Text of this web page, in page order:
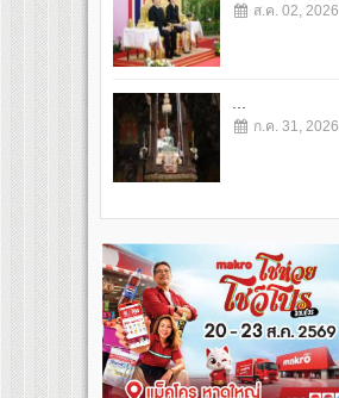
ส.ค. 02, 2026
ก.ค. 31, 2026